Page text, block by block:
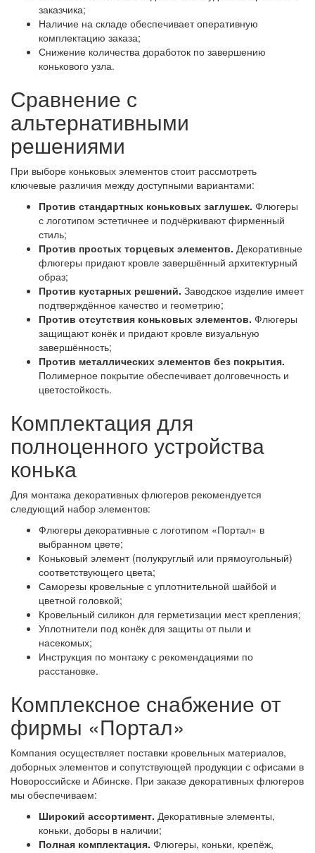
заказчика;
Наличие на складе обеспечивает оперативную
комплектацию заказа;
Снижение количества доработок по завершению
конькового узла.
Сравнение с
альтернативными
решениями
При выборе коньковых элементов стоит рассмотреть
ключевые различия между доступными вариантами:
Против стандартных коньковых заглушек. Флюгеры
с логотипом эстетичнее и подчёркивают фирменный
стиль;
Против простых торцевых элементов. Декоративные
флюгеры придают кровле завершённый архитектурный
образ;
Против кустарных решений. Заводское изделие имеет
подтверждённое качество и геометрию;
Против отсутствия коньковых элементов. Флюгеры
защищают конёк и придают кровле визуальную
завершённость;
Против металлических элементов без покрытия.
Полимерное покрытие обеспечивает долговечность и
цветостойкость.
Комплектация для
полноценного устройства
конька
Для монтажа декоративных флюгеров рекомендуется
следующий набор элементов:
Флюгеры декоративные с логотипом «Портал» в
выбранном цвете;
Коньковый элемент (полукруглый или прямоугольный)
соответствующего цвета;
Саморезы кровельные с уплотнительной шайбой и
цветной головкой;
Кровельный силикон для герметизации мест крепления;
Уплотнители под конёк для защиты от пыли и
насекомых;
Инструкция по монтажу с рекомендациями по
расстановке.
Комплексное снабжение от
фирмы «Портал»
Компания осуществляет поставки кровельных материалов,
доборных элементов и сопутствующей продукции с офисами в
Новороссийске и Абинске. При заказе декоративных флюгеров
мы обеспечиваем:
Широкий ассортимент. Декоративные элементы,
коньки, доборы в наличии;
Полная комплектация. Флюгеры, коньки, крепёж,